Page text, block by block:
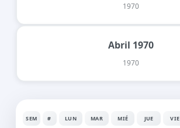
1970
Abril 1970
1970
SEM # LUN MAR MIÉ JUE VIE